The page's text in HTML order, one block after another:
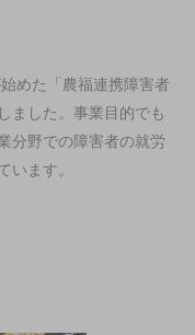
めた「農福連携障害者
ました。事業目的でも
分野での障害者の就労
います。